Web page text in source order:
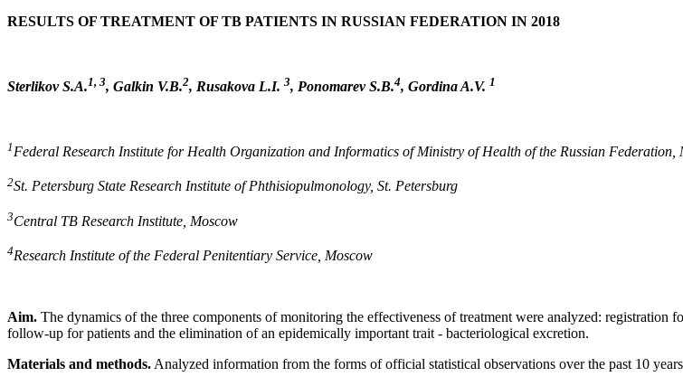
RESULTS OF TREATMENT OF TB PATIENTS IN RUSSIAN FEDERATION IN 2018
Sterlikov S.A.1, 3, Galkin V.B.2, Rusakova L.I. 3, Ponomarev S.B.4, Gordina A.V. 1
1Federal Research Institute for Health Organization and Informatics of Ministry of Health of the Russian Federation,
2St. Petersburg State Research Institute of Phthisiopulmonology, St. Petersburg
3Central TB Research Institute, Moscow
4Research Institute of the Federal Penitentiary Service, Moscow
Aim. The dynamics of the three components of monitoring the effectiveness of treatment were analyzed: registration
follow-up for patients and the elimination of an epidemically important trait - bacteriological excretion.
Materials and methods.Analyzed information from the forms of official statistical observations over the past 10